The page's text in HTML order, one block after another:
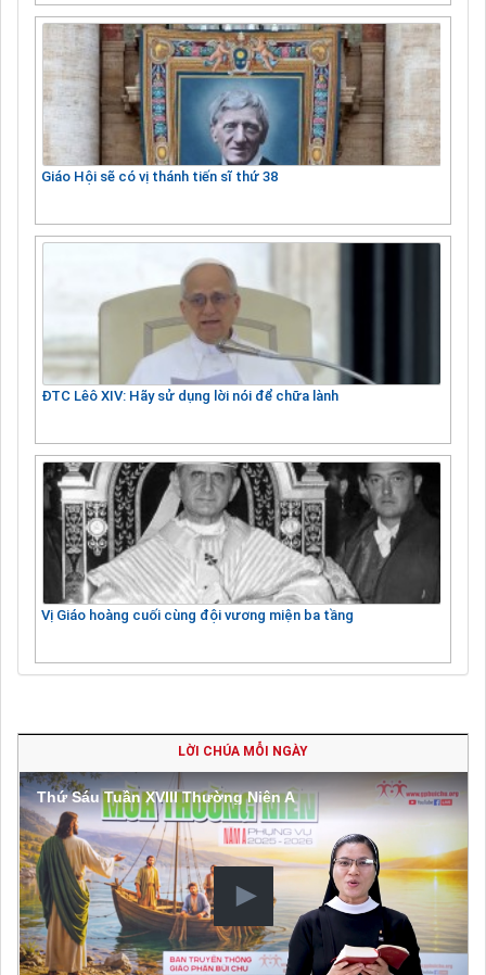
Giáo Hội sẽ có vị thánh tiến sĩ thứ 38
ĐTC Lêô XIV: Hãy sử dụng lời nói để chữa lành
Vị Giáo hoàng cuối cùng đội vương miện ba tầng
LỜI CHÚA MỖI NGÀY
Thứ Sáu Tuần XVIII Thường Niên A